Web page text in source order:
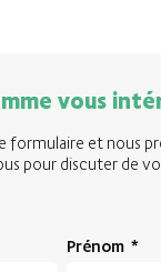
vous
formulaire et nous
pour discuter de
Prénom *